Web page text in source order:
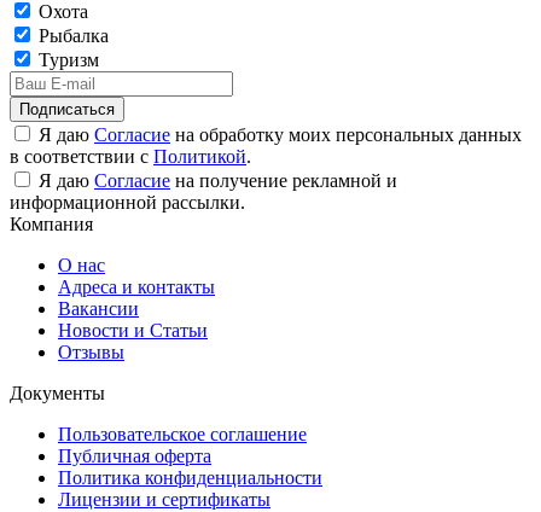
Охота
Рыбалка
Туризм
Подписаться
Я даю Согласие на обработку моих персональных данных
в соответствии с Политикой.
Я даю Согласие на получение рекламной и
информационной рассылки.
Компания
О нас
Адреса и контакты
Вакансии
Новости и Статьи
Отзывы
Документы
Пользовательское соглашение
Публичная оферта
Политика конфиденциальности
Лицензии и сертификаты